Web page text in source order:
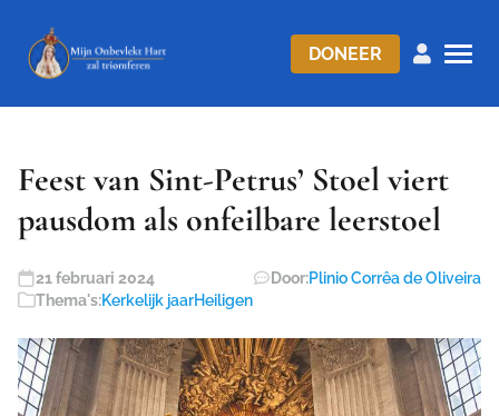
DONEER
Feest van Sint-Petrus’ Stoel viert
pausdom als onfeilbare leerstoel
21 februari 2024 Door:Plinio Corrêa de Oliveira
Thema's:Kerkelijk jaarHeiligen